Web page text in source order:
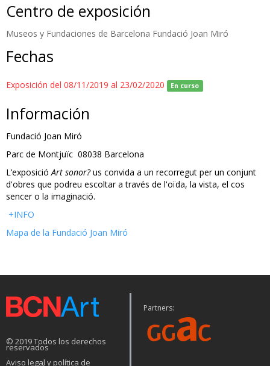
Centro de exposición
Museos y Fundaciones de Barcelona Fundació Joan Miró
Fechas
Exposición del 08/11/2019 al 23/02/2020 En curso
Información
Fundació Joan Miró
Parc de Montjuïc 08038 Barcelona
L’exposicióArt sonor?us convida a un recorregut per un conjunt
d'obres que podreu escoltar a través de l'oïda, la vista, el cos
sencer o la imaginació.
+INFO
Mapa de la Fundació Joan Miró
© 2019 Todos los derechos
reservados
Aviso legal y política de
Partners: